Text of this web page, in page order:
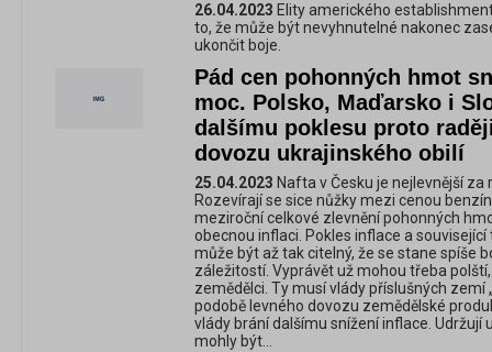
26.04.2023 Elity amerického
to, že může být nevyhnutelné nakonec
ukončit boje.
Pád cen pohonných hmot
moc. Polsko, Maďarsko i
dalšímu poklesu proto
dovozu ukrajinského obilí
25.04.2023 Nafta v Česku je nejlevnější za
Rozevírají se sice nůžky mezi cenou
meziroční celkové zlevnění pohonných
obecnou inflaci. Pokles inflace a
může být až tak citelný, že se stane spíše
záležitostí. Vyprávět už mohou třeba
zemědělci. Ty musí vlády příslušných zemí
podobě levného dovozu zemědělské
vlády brání dalšímu snížení inflace. Udržují
mohly být…